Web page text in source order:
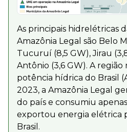
As principais hidrelétricas
Amazônia Legal são Belo
Tucuruí (8,5 GW), Jirau
Antônio (3,6 GW). A
potência hídrica do Brasil
2023, a Amazônia Legal
do país e consumiu apenas
exportou energia elétrica
Brasil.